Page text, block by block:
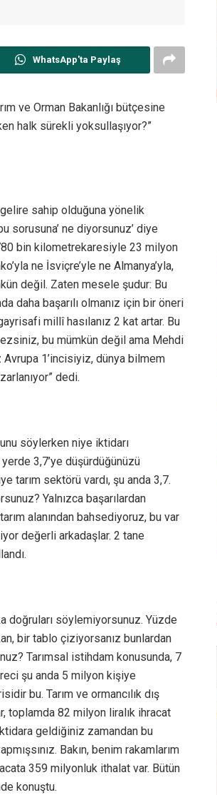
WhatsApp'ta Paylaş
ve Orman Bakanlığı bütçesine
halk sürekli yoksullaşıyor?”
sahip olduğuna yönelik
sorusuna’ ne diyorsunuz’ diye
bin kilometrekaresiyle 23 milyon
ne İsviçre’yle ne Almanya’yla,
değil. Zaten mesele şudur: Bu
daha başarılı olmanız için bir öneri
millî hasılanız 2 kat artar. Bu
bu mümkün değil ama Mehdi
Avrupa 1’incisiyiz, dünya bilmem
dedi.
söylerken niye iktidarı
3,7’ye düşürdüğünüzü
tarım sektörü vardı, şu anda 3,7.
Yalnızca başarılardan
alanından bahsediyoruz, bu var
değerli arkadaşlar. 2 tane
doğruları söylemiyorsunuz. Yüzde
bir tablo çiziyorsanız bunlardan
Tarımsal istihdam konusunda, 7
şu anda 5 milyon kişiye
bu. Tarım ve ormancılık dış
toplamda 82 milyon liralık ihracat
geldiğiniz zamandan bu
Bakın, benim rakamlarım
359 milyonluk ithalat var. Bütün
konuştu.